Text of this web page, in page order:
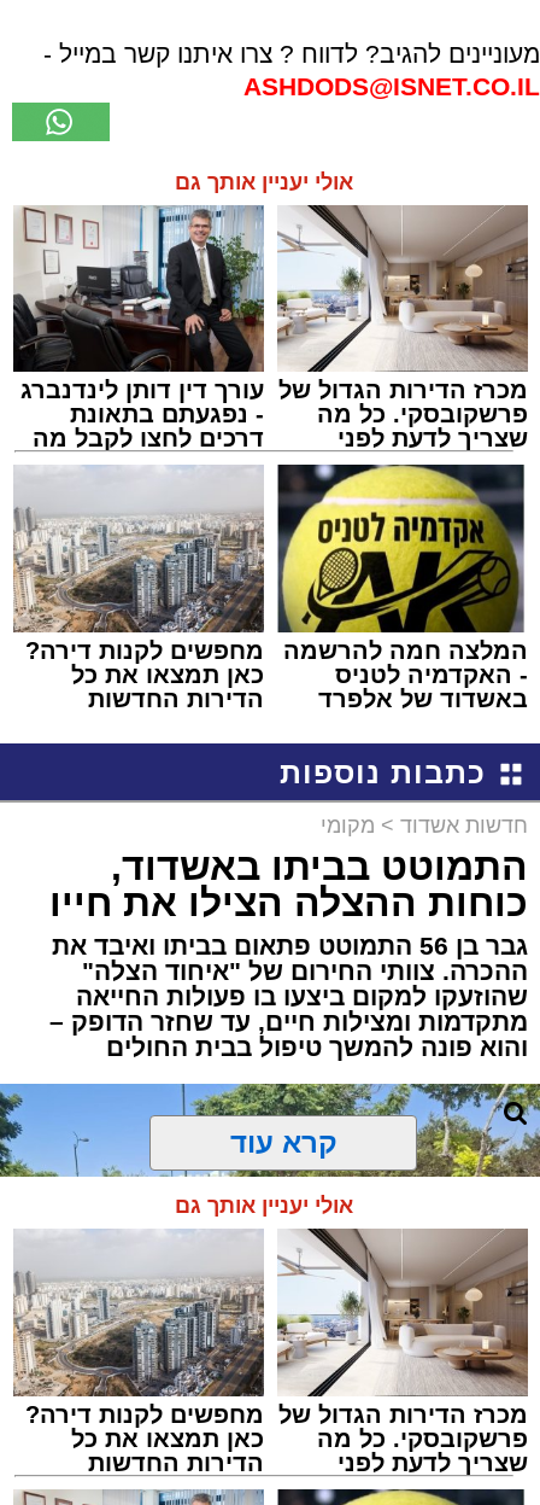
מעוניינים להגיב? לדווח ? צרו איתנו קשר במייל -
ASHDODS@ISNET.CO.IL
אולי יעניין אותך גם
מכרז הדירות הגדול של
פרשקובסקי. כל מה
שצריך לדעת לפני
שמגישים הצעה לדירה
באשדוד
עורך דין דותן לינדנברג
- נפגעתם בתאונת
דרכים לחצו לקבל מה
שמגיע לכם
המלצה חמה להרשמה
- האקדמיה לטניס
באשדוד של אלפרד
מחפשים לקנות דירה?
כאן תמצאו את כל
הדירות החדשות
כתבות נוספות
חדשות אשדוד > מקומי
התמוטט בביתו באשדוד,
כוחות ההצלה הצילו את חייו
גבר בן 56 התמוטט פתאום בביתו ואיבד את
ההכרה. צוותי החירום של "איחוד הצלה"
שהוזעקו למקום ביצעו בו פעולות החייאה
מתקדמות ומצילות חיים, עד שחזר הדופק –
והוא פונה להמשך טיפול בבית החולים
קרא עוד
אולי יעניין אותך גם
מכרז הדירות הגדול של
פרשקובסקי. כל מה
שצריך לדעת לפני
שמגישים הצעה לדירה
מחפשים לקנות דירה?
כאן תמצאו את כל
הדירות החדשות
למכירה באשדוד >>>